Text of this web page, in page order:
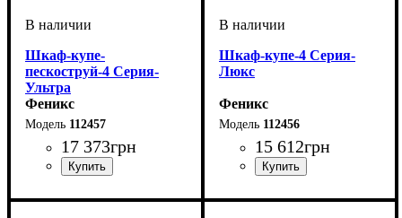
Шкаф-купе-
пескоструй-4 Серия-
Ультра
Феникс
112457
17 373грн
Шкаф-купе-4 Серия-
Люкс
Феникс
112456
15 612грн